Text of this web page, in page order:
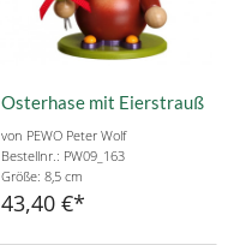
Osterhase mit Eierstrauß
von PEWO Peter Wolf
Bestellnr.: PW09_163
Größe: 8,5 cm
43,40 €